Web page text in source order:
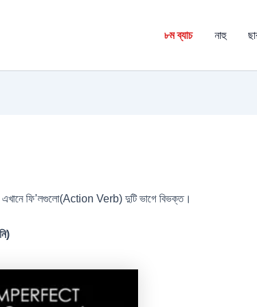
৮ম ব্যাচ নাহু
এখানে ফি’লগুলো(Action Verb) দুটি ভাগে বিভক্ত।